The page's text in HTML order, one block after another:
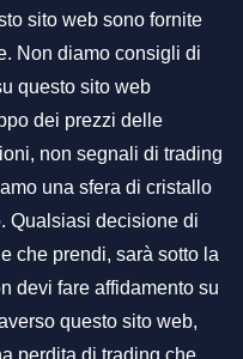
sito web sono fornite
Non diamo consigli di
questo sito web
dei prezzi delle
non segnali di trading
una sfera di cristallo
Qualsiasi decisione di
che prendi, sarà sotto la
devi fare affidamento su
questo sito web,
perdita di trading che